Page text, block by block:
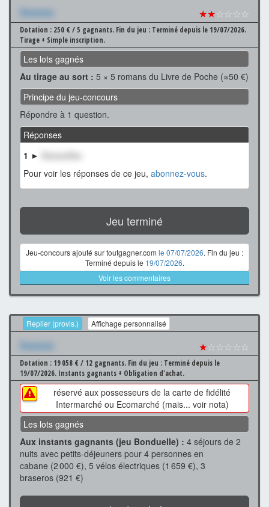
Xxxxxxx ★★☆☆☆☆
Dotation : 250 € / 5 gagnants. Fin du jeu : Terminé depuis le 19/07/2026.
Tirage + Simple inscription.
Les lots gagnés
Au tirage au sort : 5 × 5 romans du Livre de Poche (≈50 €)
Principe du jeu-concours
Répondre à 1 question.
Réponses
1 ►
XxxxxxXxx
Pour voir les réponses de ce jeu, abonnez-vous.
Jeu terminé
Jeu-concours ajouté sur toutgagner.com le 07/07/2026. Fin du jeu :
Terminé depuis le 19/07/2026.
Voir les commentaires
Replier (provis.) Affichage personnalisé
Xxxxxxx ★☆☆☆☆☆
Dotation : 19 058 € / 12 gagnants. Fin du jeu : Terminé depuis le
19/07/2026. Instants gagnants + Obligation d'achat.
réservé aux possesseurs de la carte de fidélité
Intermarché ou Ecomarché (mais... voir nota)
Les lots gagnés
Aux instants gagnants (jeu Bonduelle) : 4 séjours de 2
nuits avec petits-déjeuners pour 4 personnes en
cabane (2 000 €), 5 vélos électriques (1 659 €), 3
braseros (921 €)